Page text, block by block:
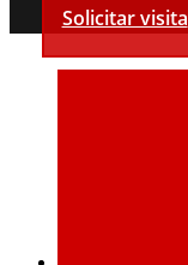
Solicitar visita